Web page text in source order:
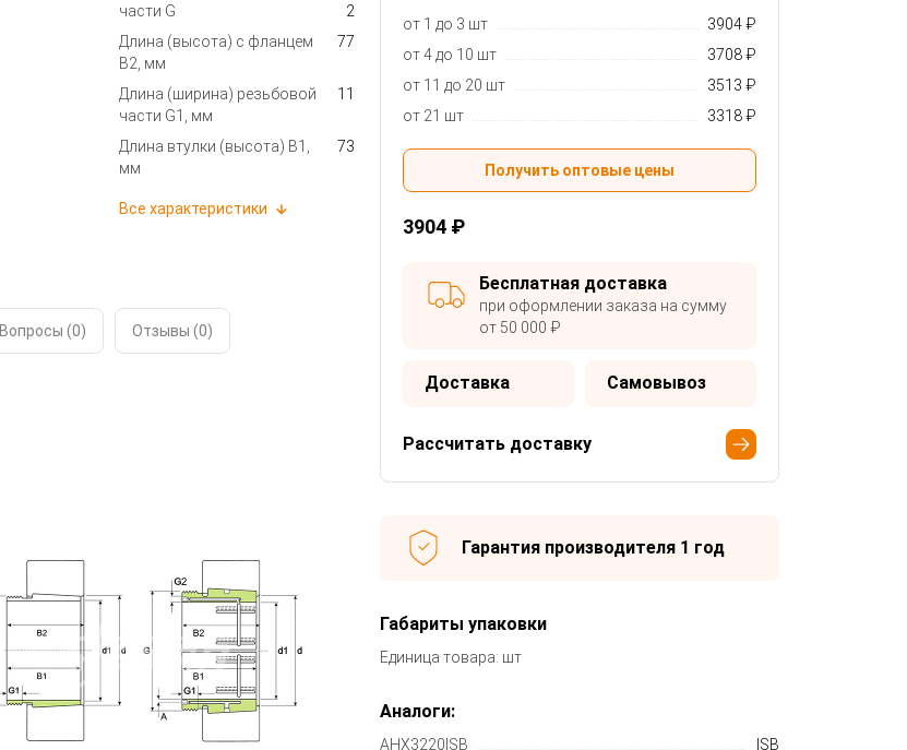
части G
2
Длина (высота) с фланцем
B2, мм
77
Длина (ширина) резьбовой
части G1, мм
11
Длина втулки (высота) B1,
мм
73
Все характеристики
Вопросы (0) Отзывы (0)
от 1 до 3 шт
3904 ₽
от 4 до 10 шт
3708 ₽
от 11 до 20 шт
3513 ₽
от 21 шт
3318 ₽
Получить оптовые цены
3904 ₽
Бесплатная доставка
при оформлении заказа на сумму
от 50 000 ₽
Доставка Самовывоз
Рассчитать доставку
Гарантия производителя 1 год
Габариты упаковки
Единица товара: шт
Аналоги:
AHX3220ISB ISB